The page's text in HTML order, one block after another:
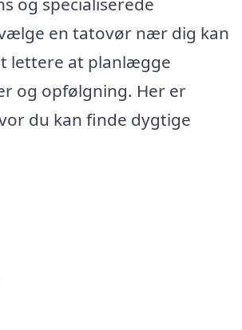
en tatovør nær dig kan
lettere at planlægge
og opfølgning. Her er
du kan finde dygtige